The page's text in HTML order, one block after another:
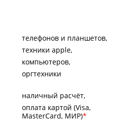
телефонов и планшетов
техники apple
компьютеров
оргтехники
наличный расчёт
оплата картой (Visa,
MasterCard, МИР)